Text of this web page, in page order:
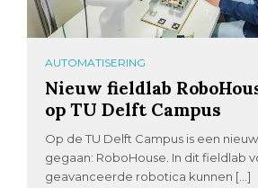
AUTOMATISERING
Nieuw fieldlab
op TU Delft Campus
Op de TU Delft Campus is een
gegaan: RoboHouse. In dit fieldlab
geavanceerde robotica kunnen […]